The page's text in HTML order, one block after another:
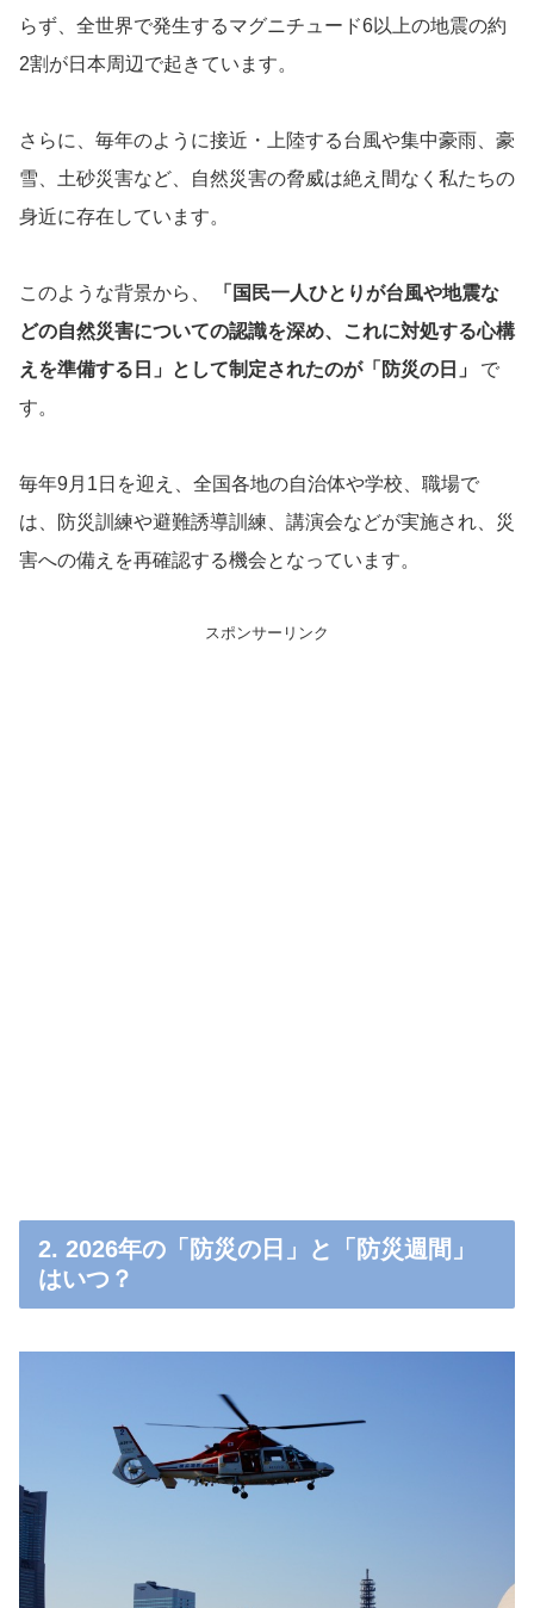
らず、全世界で発生するマグニチュード6以上の地震の約
2割が日本周辺で起きています。
さらに、毎年のように接近・上陸する台風や集中豪雨、豪
雪、土砂災害など、自然災害の脅威は絶え間なく私たちの
身近に存在しています。
このような背景から、
「国民一人ひとりが台風や地震な
どの自然災害についての認識を深め、これに対処する心構
えを準備する日」として制定されたのが「防災の日」
で
す。
毎年9月1日を迎え、全国各地の自治体や学校、職場で
は、防災訓練や避難誘導訓練、講演会などが実施され、災
害への備えを再確認する機会となっています。
スポンサーリンク
2. 2026年の「防災の日」と「防災週間」
はいつ？